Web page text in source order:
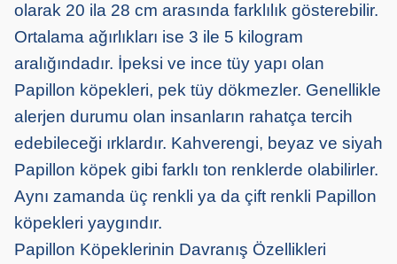
olarak 20 ila 28 cm arasında farklılık gösterebilir.
Ortalama ağırlıkları ise 3 ile 5 kilogram
aralığındadır. İpeksi ve ince tüy yapı olan
Papillon köpekleri, pek tüy dökmezler. Genellikle
alerjen durumu olan insanların rahatça tercih
edebileceği ırklardır. Kahverengi, beyaz ve siyah
Papillon köpek gibi farklı ton renklerde olabilirler.
Aynı zamanda üç renkli ya da çift renkli Papillon
köpekleri yaygındır.
Papillon Köpeklerinin Davranış Özellikleri